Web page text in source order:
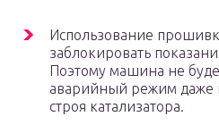
Использование
заблокировать
Поэтому машина не
аварийный режим даже
строя катализатора.